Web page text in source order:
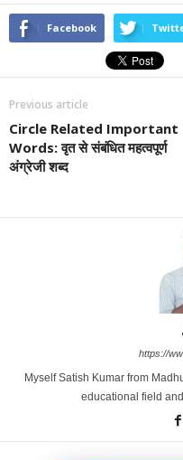
Facebook
Previous article
Circle Related Important
Words: वृत से संबंधित महत्वपूर्ण
अंग्रेजी शब्द
https://
Myself Satish Kumar from
educational field